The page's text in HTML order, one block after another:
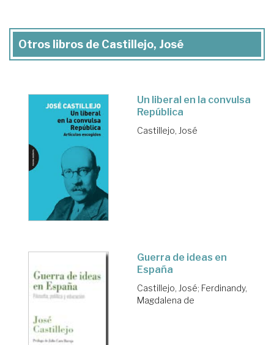
Otros libros de Castillejo, José
Un liberal en la convulsa
República
Castillejo, José
Guerra de ideas en
España
Castillejo, José; Ferdinandy,
Magdalena de